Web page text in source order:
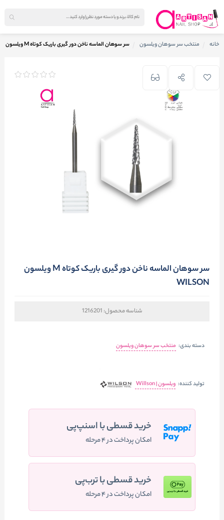
خانه منتخب سر سوهان ویلسون سر سوهان الماسه ناخن دور گیری باریک کوتاه M ویلسون WILSON
سر سوهان الماسه ناخن دور گیری باریک کوتاه M ویلسون
WILSON
شناسه محصول: 1216201
دسته بندی: منتخب سر سوهان ویلسون
تولید کننده: ویلسون | Willson
خرید قسطی با اسنپ‌پی
امکان پرداخت در ۴ مرحله
خرید قسطی با ترب‌پی
امکان پرداخت در ۴ مرحله